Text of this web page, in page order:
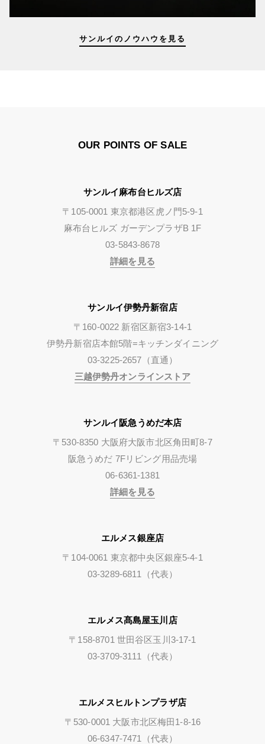
サンルイのノウハウを見る
OUR POINTS OF SALE
サンルイ麻布台ヒルズ店
〒105-0001 東京都港区虎ノ門5-9-1
麻布台ヒルズ ガーデンプラザB 1F
03-5843-8678
詳細を見る
サンルイ伊勢丹新宿店
〒160-0022 新宿区新宿3-14-1
伊勢丹新宿店本館5階=キッチンダイニング
03-3225-2657（直通）
三越伊勢丹オンラインストア
サンルイ阪急うめだ本店
〒530-8350 大阪府大阪市北区角田町8-7
阪急うめだ 7Fリビング用品売場
06-6361-1381
詳細を見る
エルメス銀座店
〒104-0061 東京都中央区銀座5-4-1
03-3289-6811（代表）
エルメス髙島屋玉川店
〒158-8701 世田谷区玉川3-17-1
03-3709-3111（代表）
エルメスヒルトンプラザ店
〒530-0001 大阪市北区梅田1-8-16
06-6347-7471（代表）